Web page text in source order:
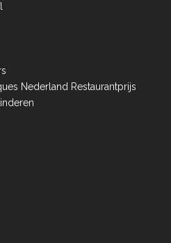
Nederland Restaurantprijs